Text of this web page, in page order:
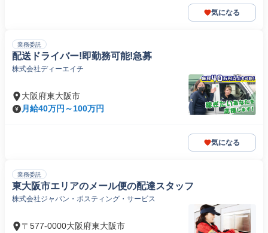
気になる
業務委託
配送ドライバー!即勤務可能!急募
株式会社ディーエイチ
大阪府東大阪市
月給40万円～100万円
気になる
業務委託
東大阪市エリアのメール便の配達スタッフ
株式会社ジャパン・ポスティング・サービス
〒577-0000大阪府東大阪市